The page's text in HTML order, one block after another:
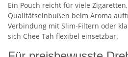
Ein Pouch reicht für viele
Qualitätseinbußen beim Aroma
Verbindung mit Slim-Filtern oder
sich Chee Tah flexibel einsetzbar.